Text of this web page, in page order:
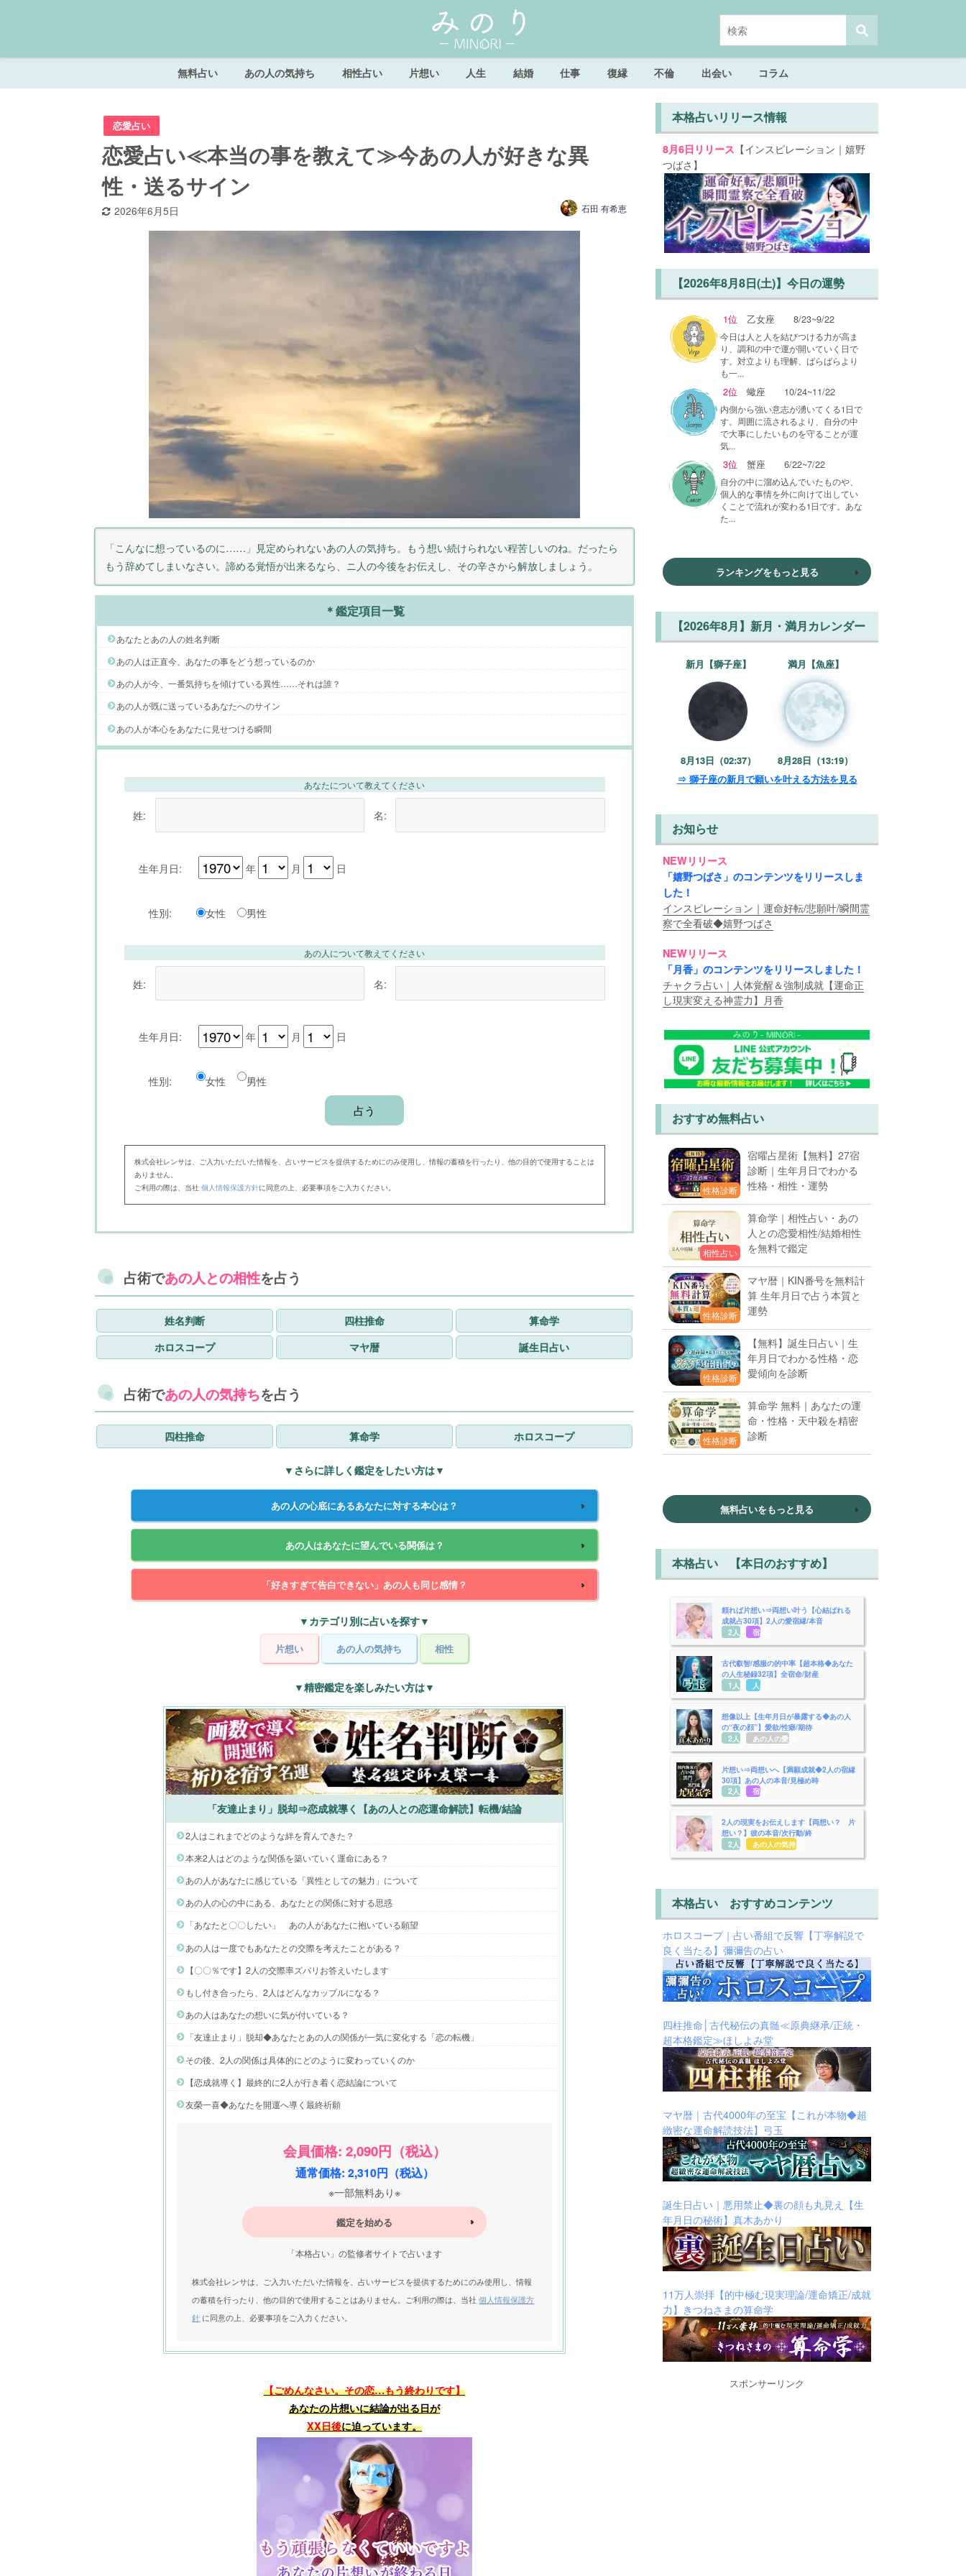
無料占い あの人の気持ち 相性占い 片想い 人生 結婚 仕事 復縁 不倫 出会い コラム
恋愛占い
恋愛占い≪本当の事を教えて≫今あの人が好きな異
性・送るサイン
2026年6月5日 石田 有希恵
「こんなに想っているのに……」見定められないあの人の気持ち。もう想い続けられない程苦しいのね。だったら
もう辞めてしまいなさい。諦める覚悟が出来るなら、ニ人の今後をお伝えし、その辛さから解放しましょう。
＊鑑定項目一覧
あなたとあの人の姓名判断
あの人は正直今、あなたの事をどう想っているのか
あの人が今、一番気持ちを傾けている異性……それは誰？
あの人が既に送っているあなたへのサイン
あの人が本心をあなたに見せつける瞬間
あなたについて教えてください
姓: 名:
生年月日: 年 月 日
性別: 女性 男性
あの人について教えてください
姓: 名:
生年月日: 年 月 日
性別: 女性 男性
株式会社レンサは、ご入力いただいた情報を、占いサービスを提供するためにのみ使用し、情報の蓄積を行ったり、他の目的で使用することは
ありません。
ご利用の際は、当社 個人情報保護方針に同意の上、必要事項をご入力ください。
占術であの人との相性を占う
姓名判断 四柱推命
算命学
ホロスコープ
マヤ暦 誕生日占い
占術であの人の気持ちを占う
四柱推命 算命学 ホロスコープ
▼さらに詳しく鑑定をしたい方は▼
あの人の心底にあるあなたに対する本心は？
あの人はあなたに望んでいる関係は？
「好きすぎて告白できない」あの人も同じ感情？
▼カテゴリ別に占いを探す▼
片想い あの人の気持ち 相性
▼精密鑑定を楽しみたい方は▼
「友達止まり」脱却⇒恋成就導く【あの人との恋運命解読】転機/結論
2人はこれまでどのような絆を育んできた？
本来2人はどのような関係を築いていく運命にある？
あの人があなたに感じている「異性としての魅力」について
あの人の心の中にある、あなたとの関係に対する思惑
「あなたと〇〇したい」 あの人があなたに抱いている願望
あの人は一度でもあなたとの交際を考えたことがある？
【〇〇％です】2人の交際率ズバリお答えいたします
もし付き合ったら、2人はどんなカップルになる？
あの人はあなたの想いに気が付いている？
「友達止まり」脱却◆あなたとあの人の関係が一気に変化する「恋の転機」
その後、2人の関係は具体的にどのように変わっていくのか
【恋成就導く】最終的に2人が行き着く恋結論について
友榮一喜◆あなたを開運へ導く最終祈願
会員価格: 2,090円（税込）
通常価格: 2,310円（税込）
※一部無料あり※
鑑定を始める
「本格占い」の監修者サイトで占います
株式会社レンサは、ご入力いただいた情報を、占いサービスを提供するためにのみ使用し、情報
の蓄積を行ったり、他の目的で使用することはありません。ご利用の際は、当社個人情報保護方
針 に同意の上、必要事項をご入力ください。
【ごめんなさい。その恋…もう終わりです】
あなたの片想いに結論が出る日が
XX日後に迫っています。
本格占いリリース情報
8月6日リリース 【インスピレーション｜嬉野
つばさ】
【2026年8月8日(土)】今日の運勢
1位 乙女座 8/23~9/22
今日は人と人を結びつける力が高ま
り、調和の中で運が開いていく日で
す。対立よりも理解、ばらばらより
も一...
2位 蠍座 10/24~11/22
内側から強い意志が湧いてくる1日で
す。周囲に流されるより、自分の中
で大事にしたいものを守ることが運
気...
3位 蟹座 6/22~7/22
自分の中に溜め込んでいたものや、
個人的な事情を外に向けて出してい
くことで流れが変わる1日です。あな
た...
ランキングをもっと見る
【2026年8月】新月・満月カレンダー
新月【獅子座】
8月13日（02:37）
満月【魚座】
8月28日（13:19）
⇒ 獅子座の新月で願いを叶える方法を見る
お知らせ
NEWリリース
「嬉野つばさ」のコンテンツをリリースしま
した！
インスピレーション｜運命好転/悲願叶/瞬間霊
察で全看破◆嬉野つばさ
NEWリリース
「月香」のコンテンツをリリースしました！
チャクラ占い｜人体覚醒＆強制成就【運命正
し現実変える神霊力】月香
おすすめ無料占い
性格診断
宿曜占星術【無料】27宿
診断｜生年月日でわかる
性格・相性・運勢
相性占い
算命学｜相性占い・あの
人との恋愛相性/結婚相性
を無料で鑑定
性格診断
マヤ暦｜KIN番号を無料計
算 生年月日で占う本質と
運勢
性格診断
【無料】誕生日占い｜生
年月日でわかる性格・恋
愛傾向を診断
性格診断
算命学 無料｜あなたの運
命・性格・天中殺を精密
診断
無料占いをもっと見る
本格占い 【本日のおすすめ】
頼れば片想い⇒両想い叶う【心結ばれる
成就占30項】2人の愛宿縁/本音
2人用 宿縁
古代叡智/感服の的中率【超本格◆あなた
の人生秘録32項】全宿命/財産
1人用
人生
想像以上【生年月日が暴露する◆あの人
の“夜の顔”】愛欲/性癖/期待
2人用
あの人の愛欲
片想い⇒両想いへ【満願成就◆2人の宿縁
30項】あの人の本音/見極め時
2人用 宿縁
2人の現実をお伝えします【両想い？ 片
想い？】彼の本音/次行動/終
2人用
あの人の気持ち
本格占い おすすめコンテンツ
ホロスコープ｜占い番組で反響【丁寧解説で
良く当たる】彌彌告の占い
四柱推命│古代秘伝の真髄≪原典継承/正統・
超本格鑑定≫ほしよみ堂
マヤ暦｜古代4000年の至宝【これが本物◆超
緻密な運命解読技法】弓玉
誕生日占い｜悪用禁止◆裏の顔も丸見え【生
年月日の秘術】真木あかり
11万人崇拝【的中極む現実理論/運命矯正/成就
力】きつねさまの算命学
スポンサーリンク